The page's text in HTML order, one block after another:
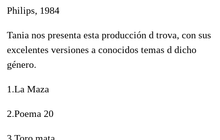
Philips, 1984
Tania nos presenta esta producción d trova, con sus
excelentes versiones a conocidos temas d dicho
género.
1.La Maza
2.Poema 20